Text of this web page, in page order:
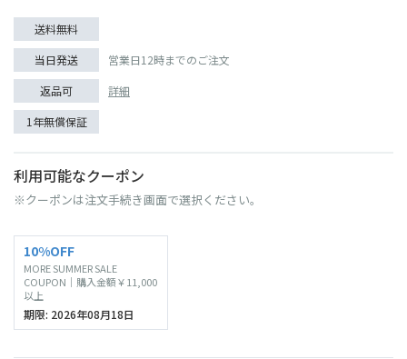
送料無料
当日発送
営業日12時までのご注文
返品可
詳細
1年無償保証
利用可能なクーポン
※クーポンは注文手続き画面で選択ください。
10%OFF
MORE SUMMER SALE
COUPON｜購入金額￥11,000
以上
期限: 2026年08月18日